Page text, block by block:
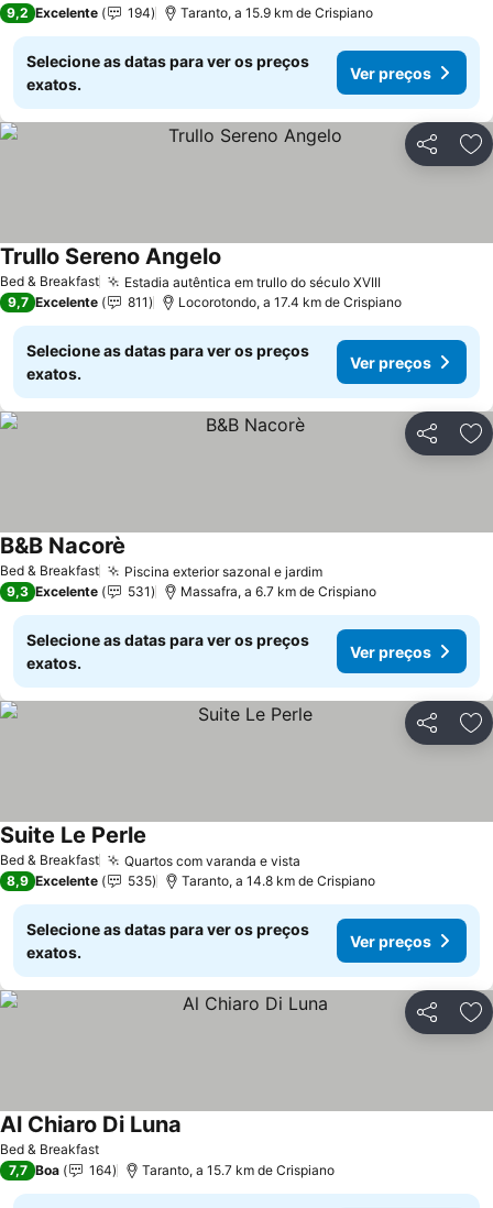
9,2 Excelente 194 Taranto, a 15.9 km de Crispiano
Selecione as datas para ver os preços
exatos.
Ver preços
Partilhar
Bed & Breakfast Estadia autêntica em trullo do século XVIII
Trullo Sereno Angelo
9,7 Excelente 811 Locorotondo, a 17.4 km de Crispiano
Selecione as datas para ver os preços
exatos.
Ver preços
Partilhar
Bed & Breakfast Piscina exterior sazonal e jardim
B&B Nacorè
9,3 Excelente 531 Massafra, a 6.7 km de Crispiano
Selecione as datas para ver os preços
exatos.
Ver preços
Partilhar
Bed & Breakfast Quartos com varanda e vista
Suite Le Perle
8,9 Excelente 535 Taranto, a 14.8 km de Crispiano
Selecione as datas para ver os preços
exatos.
Ver preços
Partilhar
Bed & Breakfast
Al Chiaro Di Luna
7,7 Boa 164 Taranto, a 15.7 km de Crispiano